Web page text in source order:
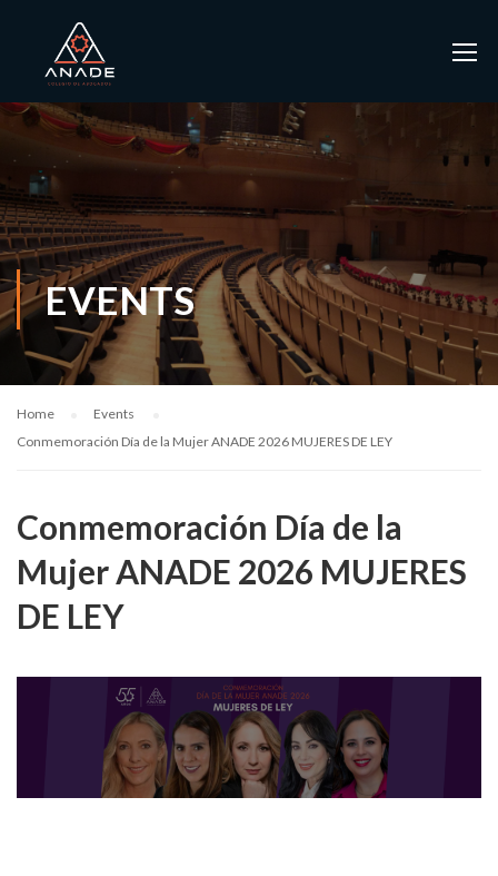
EVENTS
Home
Events
Conmemoración Día de la Mujer ANADE 2026 MUJERES DE LEY
Conmemoración Día de la
Mujer ANADE 2026 MUJERES
DE LEY